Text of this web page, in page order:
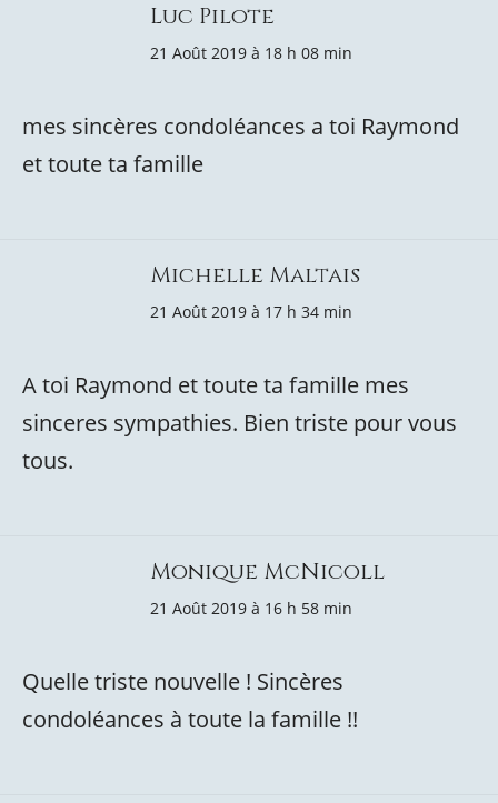
Luc Pilote
21 Août 2019 à 18 h 08 min
mes sincères condoléances a toi Raymond
et toute ta famille
Michelle Maltais
21 Août 2019 à 17 h 34 min
A toi Raymond et toute ta famille mes
sinceres sympathies. Bien triste pour vous
tous.
Monique McNicoll
21 Août 2019 à 16 h 58 min
Quelle triste nouvelle ! Sincères
condoléances à toute la famille !!